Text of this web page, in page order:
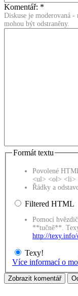
Komentář: *
Diskuse je moderovaná -
mohou být odstraněny.
Formát textu
Povolené
<ul> <ol> <li>
Řádky a
Filtered HTML
Pomocí
**tučně**.
http://texy.info/
Texy!
Více informací o